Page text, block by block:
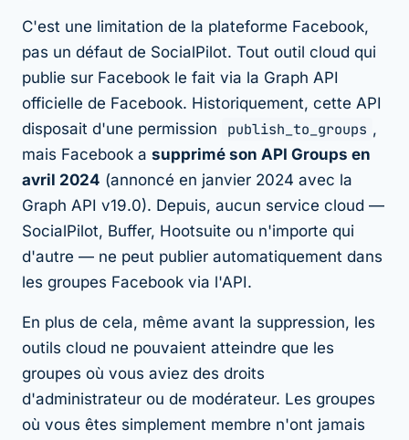
C'est une limitation de la plateforme Facebook,
pas un défaut de SocialPilot. Tout outil cloud qui
publie sur Facebook le fait via la Graph API
officielle de Facebook. Historiquement, cette API
disposait d'une permission
publish_to_groups ,
mais Facebook a supprimé son API Groups en
avril 2024 (annoncé en janvier 2024 avec la
Graph API v19.0). Depuis, aucun service cloud —
SocialPilot, Buffer, Hootsuite ou n'importe qui
d'autre — ne peut publier automatiquement dans
les groupes Facebook via l'API.
En plus de cela, même avant la suppression, les
outils cloud ne pouvaient atteindre que les
groupes où vous aviez des droits
d'administrateur ou de modérateur. Les groupes
où vous êtes simplement membre n'ont jamais